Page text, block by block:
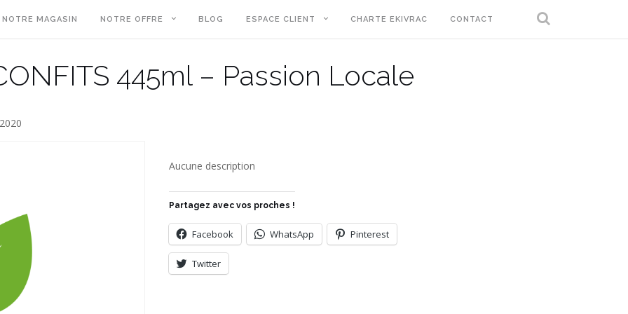
NOTRE MAGASIN NOTRE OFFRE BLOG ESPACE CLIENT CHARTE EKIVRAC CONTACT
445ml – Passion Locale
Aucune description
Partagez avec vos proches !
Facebook WhatsApp Pinterest
Twitter